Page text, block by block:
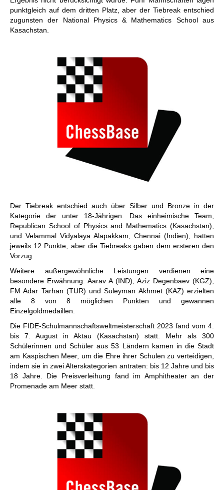
punktgleich auf dem dritten Platz, aber der Tiebreak entschied
zugunsten der National Physics & Mathematics School aus
Kasachstan.
Der Tiebreak entschied auch über Silber und Bronze in der
Kategorie der unter 18-Jährigen. Das einheimische Team,
Republican School of Physics and Mathematics (Kasachstan),
und Velammal Vidyalaya Alapakkam, Chennai (Indien), hatten
jeweils 12 Punkte, aber die Tiebreaks gaben dem ersteren den
Vorzug.
Weitere außergewöhnliche Leistungen verdienen eine
besondere Erwähnung: Aarav A (IND), Aziz Degenbaev (KGZ),
FM Adar Tarhan (TUR) und Suleyman Akhmet (KAZ) erzielten
alle 8 von 8 möglichen Punkten und gewannen
Einzelgoldmedaillen.
Die FIDE-Schulmannschaftsweltmeisterschaft 2023 fand vom 4.
bis 7. August in Aktau (Kasachstan) statt. Mehr als 300
Schülerinnen und Schüler aus 53 Ländern kamen in die Stadt
am Kaspischen Meer, um die Ehre ihrer Schulen zu verteidigen,
indem sie in zwei Alterskategorien antraten: bis 12 Jahre und bis
18 Jahre. Die Preisverleihung fand im Amphitheater an der
Promenade am Meer statt.